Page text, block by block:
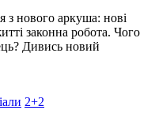
з нового аркуша: нові
законна робота. Чого
Дивись новий
2+2